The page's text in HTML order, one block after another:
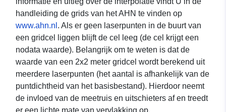
handleiding de grids van het AHN te vinden op
www.ahn.nl . Als er geen laserpunten in de buurt van
een gridcel liggen blijft de cel leeg (de cel krijgt een
nodata waarde). Belangrijk om te weten is dat de
waarde van een 2x2 meter gridcel wordt berekend uit
meerdere laserpunten (het aantal is afhankelijk van de
puntdichtheid van het basisbestand). Hierdoor neemt
de invloed van de meetruis en uitschieters af en treedt